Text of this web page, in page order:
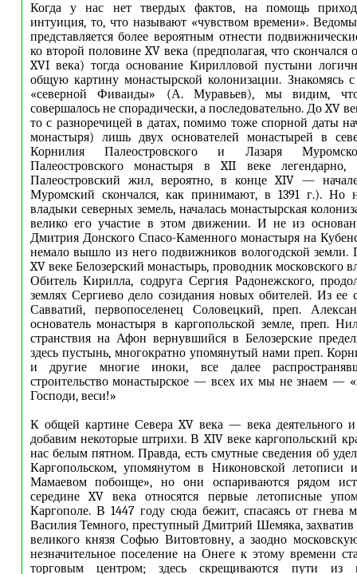
Когда у нас нет твердых фактов, на помощь
интуиция, то, что называют «чувством времени».
представляется более вероятным отнести
ко второй половине XV века (предполагая, что скончался
XVI века) тогда основание Кирилловой пустыни
общую картину монастырской колонизации. Знакомясь
«северной Фиваиды» (А. Муравьев), мы видим,
совершалось не спорадически, а последовательно. До XV
то с разноречицей в датах, помимо тоже спорной даты
монастыря) лишь двух основателей монастырей в
Корнилия Палеостровского и Лазаря
Палеостровского монастыря в XII веке
Палеостровский жил, вероятно, в конце XIV —
Муромский скончался, как принимают, в 1391 г.). Но
владыки северных земель, началась монастырская
велико его участие в этом движении. И не из
Дмитрия Донского Спасо-Каменного монастыря на
немало вышло из него подвижников вологодской земли.
XV веке Белозерский монастырь, проводник московского
Обитель Кирилла, содруга Сергия Радонежского,
землях Сергиево дело созидания новых обителей. Из ее
Савватий, первопоселенец Соловецкий, преп.
основатель монастыря в каргопольской земле, преп.
странствия на Афон вернувшийся в Белозерские
здесь пустынь, многократно упомянутый нами преп.
и другие многие иноки, все далее
строительство монастырское — всех их мы не знаем —
Господи, веси!»
К общей картине Севера XV века — века деятельного
добавим некоторые штрихи. В XIV веке каргопольский
нас белым пятном. Правда, есть смутные сведения об
Каргопольском, упомянутом в Никоновской
Мамаевом побоище», но они оспариваются рядом
середине XV века относятся первые летописные
Каргополе. В 1447 году сюда бежит, спасаясь от гнева
Василия Темного, преступный Дмитрий Шемяка,
великого князя Софью Витовтовну, а заодно
незначительное поселение на Онеге к этому времени
торговым центром; здесь скрещиваются пути из